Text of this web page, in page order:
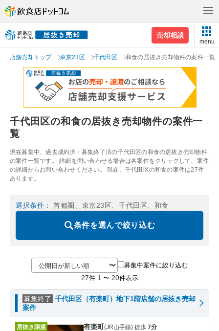
売却相談
menu
店舗売却トップ 東京23区 千代田区 和食の居抜き売却物件の案件一覧
千代田区の和食の居抜き売却物件の案件一
覧
現在募集中、過去成約済・募集終了済の千代田区の和食の居抜き売却物件
の案件一覧です。 詳細を問い合わせる場合は各案件をクリックして、案件
の詳細からお問い合わせください。 現在、千代田区の和食の案件は27件
あります。
選択条件 ： 首都圏、東京23区、千代田区、和食
条件を選んで絞り込む
募集中案件に絞り込む
27件 1 〜 20件表示
募集終了 千代田区（有楽町）地下1階店舗の居抜き売却
案件
居抜き譲渡 有楽町(JR山手線) 徒歩 7分